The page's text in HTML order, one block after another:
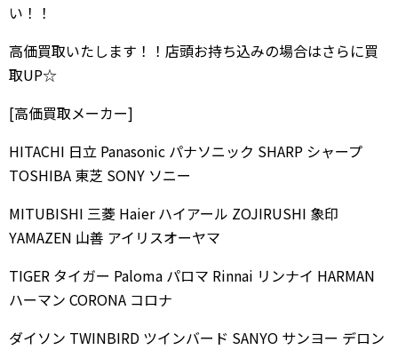
い！！
高価買取いたします！！店頭お持ち込みの場合はさらに買
取UP☆
[高価買取メーカー]
HITACHI 日立 Panasonic パナソニック SHARP シャープ
TOSHIBA 東芝 SONY ソニー
MITUBISHI 三菱 Haier ハイアール ZOJIRUSHI 象印
YAMAZEN 山善 アイリスオーヤマ
TIGER タイガー Paloma パロマ Rinnai リンナイ HARMAN
ハーマン CORONA コロナ
ダイソン TWINBIRD ツインバード SANYO サンヨー デロン